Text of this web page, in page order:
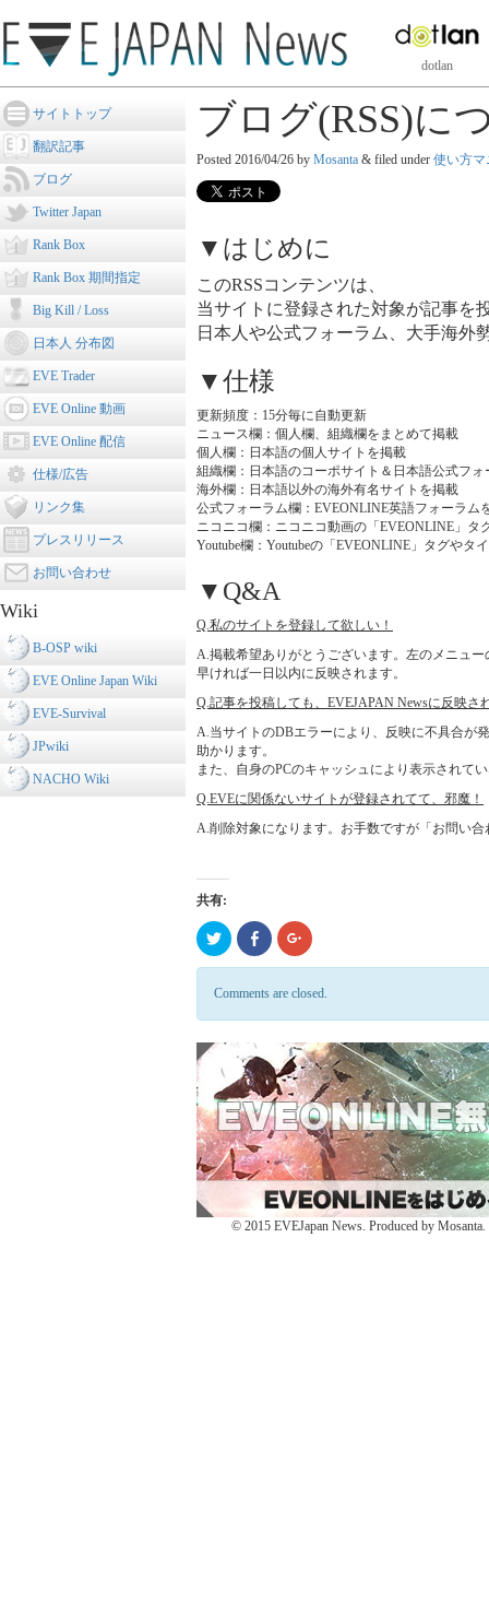
dotlan
サイトトップ
翻訳記事
ブログ
Twitter Japan
Rank Box
Rank Box 期間指定
Big Kill / Loss
日本人 分布図
EVE Trader
EVE Online 動画
EVE Online 配信
仕様/広告
リンク集
プレスリリース
お問い合わせ
Wiki
B-OSP wiki
EVE Online Japan Wiki
EVE-Survival
JPwiki
NACHO Wiki
ブログ(RSS)に
Posted 2016/04/26 by Mosanta & filed under 使い方マ
▼はじめに
このRSSコンテンツは、
当サイトに登録された対象が記事を
日本人や公式フォーラム、大手海外
▼仕様
更新頻度：15分毎に自動更新
ニュース欄：個人欄、組織欄をまとめて掲載
個人欄：日本語の個人サイトを掲載
組織欄：日本語のコーポサイト＆日本語公式フォ
海外欄：日本語以外の海外有名サイトを掲載
公式フォーラム欄：EVEONLINE英語フォーラム
ニコニコ欄：ニコニコ動画の「EVEONLINE」タ
Youtube欄：Youtubeの「EVEONLINE」タグやタ
▼Q&A
Q.私のサイトを登録して欲しい！
A.掲載希望ありがとうございます。左のメニュ
早ければ一日以内に反映されます。
Q.記事を投稿しても、EVEJAPAN Newsに反映さ
A.当サイトのDBエラーにより、反映に不具合が
助かります。
また、自身のPCのキャッシュにより表示されて
Q.EVEに関係ないサイトが登録されてて、邪魔！
A.削除対象になります。お手数ですが「お問い
共有:
ク
リ
し
て
共
(新
し
い
ウ
ィ
ン
ド
ウ
で
開
す)
Click
to
Facebook
(新
ン
ド
ウ
で
開
き
ま
す)
ク
リ
し
て
共
有
(新
し
い
ウ
ィ
ン
ド
ウ
で
開
き
ま
す)
Comments are closed.
© 2015 EVEJapan News. Produced by